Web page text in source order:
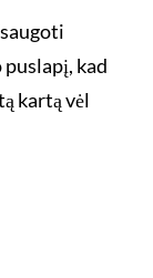
kad
kartą vėl